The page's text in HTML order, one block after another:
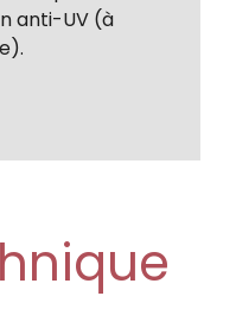
anti-UV (à